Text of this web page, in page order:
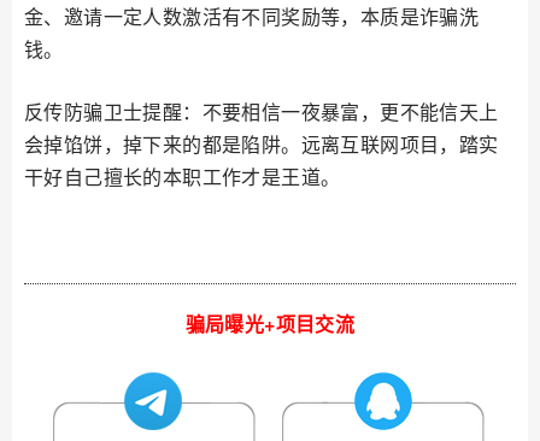
金、邀请一定人数激活有不同奖励等，本质是诈骗洗
钱。
反传防骗卫士提醒：不要相信一夜暴富，更不能信天上
会掉馅饼，掉下来的都是陷阱。远离互联网项目，踏实
干好自己擅长的本职工作才是王道。
骗局曝光+项目交流